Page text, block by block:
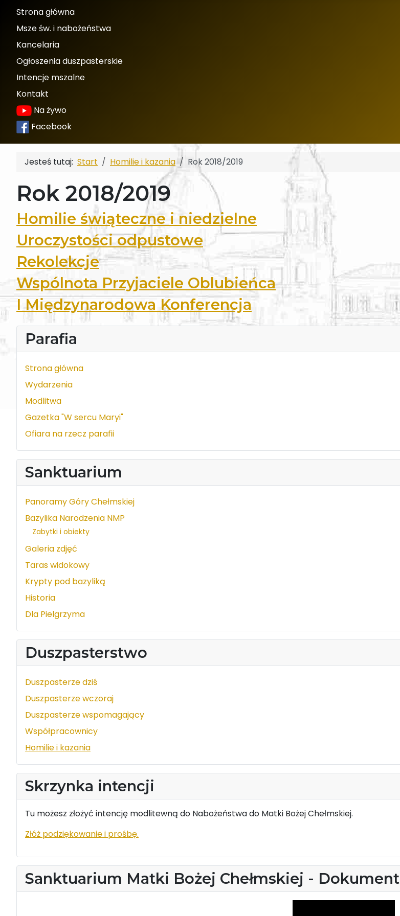
Strona główna
Msze św. i nabożeństwa
Kancelaria
Ogłoszenia duszpasterskie
Intencje mszalne
Kontakt
Na żywo
Facebook
Parafia
Strona główna
Wydarzenia
Modlitwa
Gazetka "W sercu Maryi"
Ofiara na rzecz parafii
Sanktuarium
Panoramy Góry Chełmskiej
Bazylika Narodzenia NMP
Zabytki i obiekty
Galeria zdjęć
Taras widokowy
Krypty pod bazyliką
Historia
Dla Pielgrzyma
Duszpasterstwo
Duszpasterze dziś
Duszpasterze wczoraj
Duszpasterze wspomagający
Współpracownicy
Homilie i kazania
Skrzynka intencji
Tu możesz złożyć intencję modlitewną do Nabożeństwa do Matki Bożej Chełmskiej.
Złóż podziękowanie i prośbę.
Sanktuarium Matki Bożej Chełmskiej - Dokument
Jesteś tutaj: Start Homilie i kazania Rok 2018/2019
Rok 2018/2019
Homilie świąteczne i niedzielne
Uroczystości odpustowe
Rekolekcje
Wspólnota Przyjaciele Oblubieńca
I Międzynarodowa Konferencja